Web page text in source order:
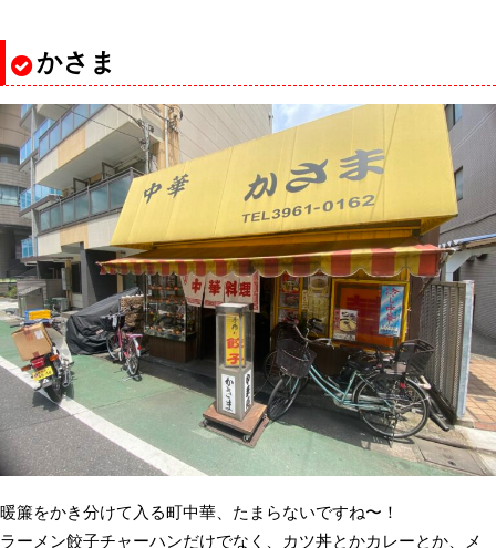
かさま
暖簾をかき分けて入る町中華、たまらないですね〜！
ラーメン餃子チャーハンだけでなく、カツ丼とかカレーとか、メ